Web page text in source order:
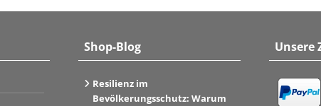
Shop-Blog
Resilienz im
Bevölkerungsschutz: Warum
Unsere